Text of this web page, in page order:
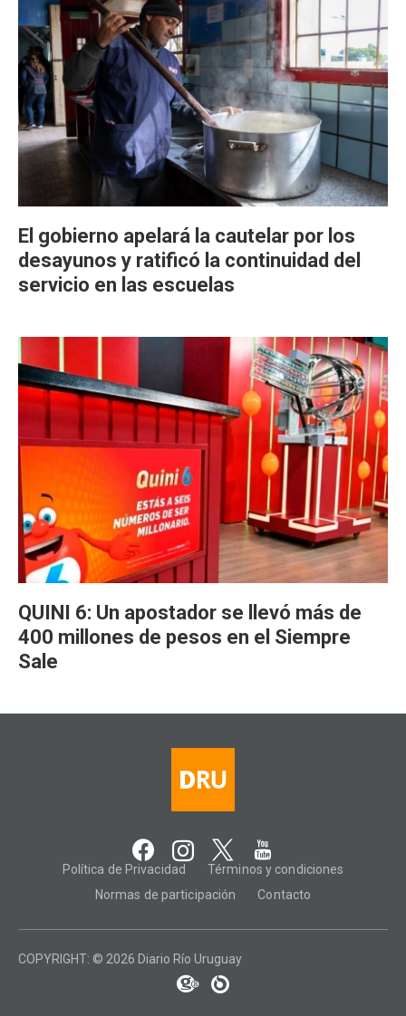
El gobierno apelará la cautelar por los
desayunos y ratificó la continuidad del
servicio en las escuelas
QUINI 6: Un apostador se llevó más de
400 millones de pesos en el Siempre
Sale
Política de Privacidad
Términos y condiciones
Normas de participación
Contacto
COPYRIGHT: © 2026 Diario Río Uruguay